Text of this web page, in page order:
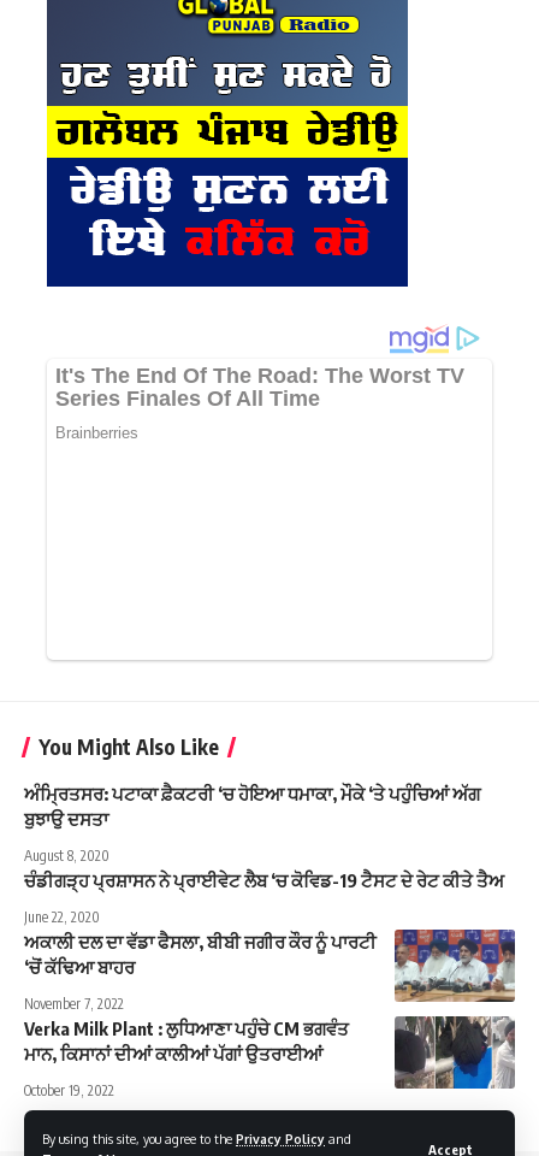
By using this site, you agree to the Privacy Policy and
Accept
You Might Also Like
ਅੰਮ੍ਰਿਤਸਰ: ਪਟਾਕਾ ਫ਼ੈਕਟਰੀ ‘ਚ ਹੋਇਆ ਧਮਾਕਾ, ਮੌਕੇ ‘ਤੇ ਪਹੁੰਚਿਆਂ ਅੱਗ
ਬੁਝਾਉ ਦਸਤਾ
August 8, 2020
ਚੰਡੀਗੜ੍ਹ ਪ੍ਰਸ਼ਾਸਨ ਨੇ ਪ੍ਰਾਈਵੇਟ ਲੈਬ ‘ਚ ਕੋਵਿਡ-19 ਟੈਸਟ ਦੇ ਰੇਟ ਕੀਤੇ ਤੈਅ
June 22, 2020
ਅਕਾਲੀ ਦਲ ਦਾ ਵੱਡਾ ਫੈਸਲਾ, ਬੀਬੀ ਜਗੀਰ ਕੌਰ ਨੂੰ ਪਾਰਟੀ
‘ਚੋਂ ਕੱਢਿਆ ਬਾਹਰ
November 7, 2022
Verka Milk Plant : ਲੁਧਿਆਣਾ ਪਹੁੰਚੇ CM ਭਗਵੰਤ
ਮਾਨ, ਕਿਸਾਨਾਂ ਦੀਆਂ ਕਾਲੀਆਂ ਪੱਗਾਂ ਉਤਰਾਈਆਂ
October 19, 2022